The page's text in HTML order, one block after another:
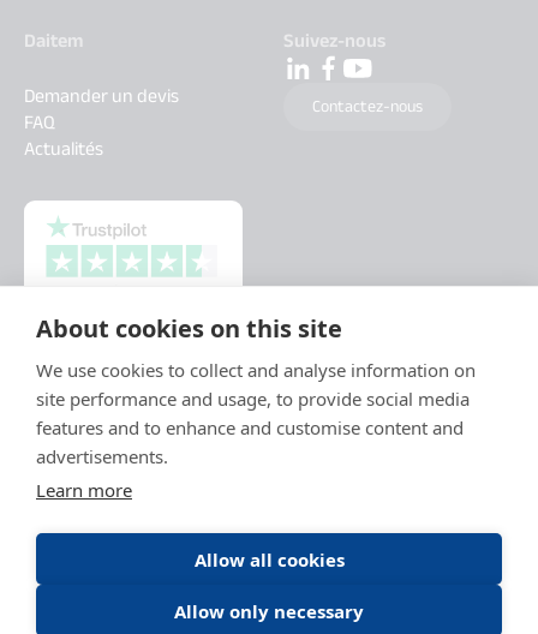
About cookies on this site
We use cookies to collect and analyse information on
site performance and usage, to provide social media
features and to enhance and customise content and
advertisements.
Learn more
Allow all cookies
Allow only necessary
Daitem
Demander un devis
FAQ
Actualités
Suivez-nous
Contactez-nous